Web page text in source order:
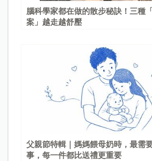
腦科學家都在做的散步秘訣！三種
案」越走越舒壓
父親節特輯｜媽媽餵母奶時，最需
事，每一件都比送禮更重要